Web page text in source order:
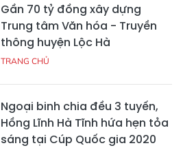
Gần 70 tỷ đồng xây dựng
Trung tâm Văn hóa - Truyền
thông huyện Lộc Hà
TRANG CHỦ
Ngoại binh chia đều 3 tuyến,
Hồng Lĩnh Hà Tĩnh hứa hẹn tỏa
sáng tại Cúp Quốc gia 2020